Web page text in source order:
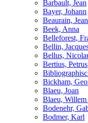
Barbault, Jean
Bayer, Johann
Beaurain,
Beek, Anna
Belleforest,
Bellin,
Bellus,
Bertius, Petrus
Bickham,
Blaeu, Joan
Blaeu, Willem
Bodenehr,
Bodmer, Karl